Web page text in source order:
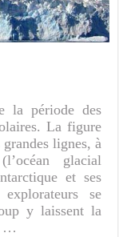
la période des
La figure
lignes, à
glacial
et ses
se
y laissent la
…